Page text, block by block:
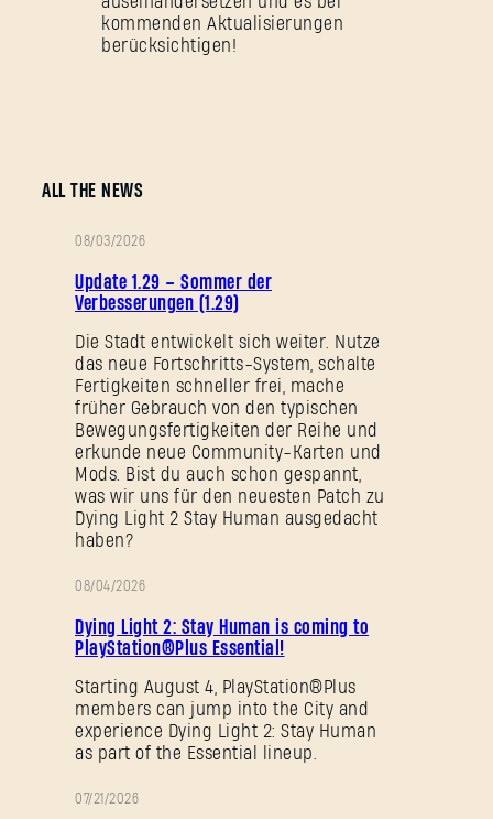
kommenden Aktualisierungen
berücksichtigen!
ALL THE NEWS
08/03/2026
Update 1.29 – Sommer der
Verbesserungen (1.29)
Die Stadt entwickelt sich weiter. Nutze
das neue Fortschritts-System, schalte
Fertigkeiten schneller frei, mache
früher Gebrauch von den typischen
Bewegungsfertigkeiten der Reihe und
erkunde neue Community-Karten und
Mods. Bist du auch schon gespannt,
was wir uns für den neuesten Patch zu
Dying Light 2 Stay Human ausgedacht
haben?
08/04/2026
Dying Light 2: Stay Human is coming to
PlayStation®Plus Essential!
Starting August 4, PlayStation®Plus
members can jump into the City and
experience Dying Light 2: Stay Human
as part of the Essential lineup.
07/21/2026